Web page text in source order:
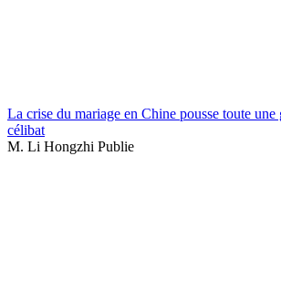
La crise du mariage en Chine pousse toute une
célibat
M. Li Hongzhi Publie